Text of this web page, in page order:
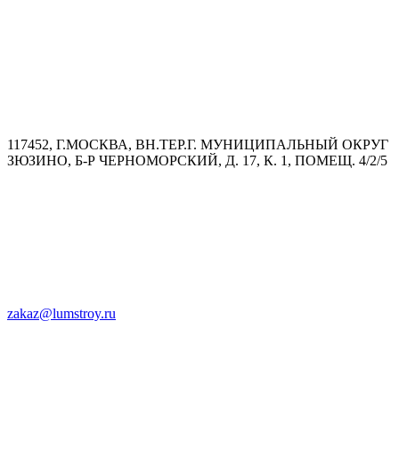
117452, Г.МОСКВА, ВН.ТЕР.Г. МУНИЦИПАЛЬНЫЙ ОКРУГ
ЗЮЗИНО, Б-Р ЧЕРНОМОРСКИЙ, Д. 17, К. 1, ПОМЕЩ. 4/2/5
zakaz@lumstroy.ru